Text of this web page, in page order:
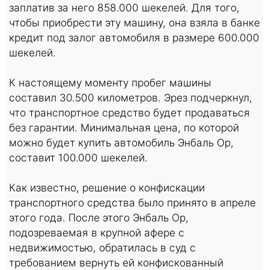
заплатив за него 858.000 шекелей. Для того,
чтобы приобрести эту машину, она взяла в банке
кредит под залог автомобиля в размере 600.000
шекелей.
К настоящему моменту пробег машины
составил 30.500 километров. Эрез подчеркнул,
что транспортное средство будет продаваться
без гарантии. Минимальная цена, по которой
можно будет купить автомобиль Энбаль Ор,
составит 100.000 шекелей.
Как известно, решение о конфискации
транспортного средства было принято в апреле
этого года. После этого Энбаль Ор,
подозреваемая в крупной афере с
недвижимостью, обратилась в суд с
требованием вернуть ей конфискованный